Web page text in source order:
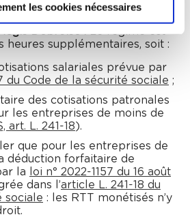
les cookies nécessaires
heures supplémentaires, soit :
salariales prévue par
du Code de la sécurité sociale ;
des cotisations patronales
les entreprises de moins de
art. L. 241-18).
que pour les entreprises de
déduction forfaitaire de
la
loi n° 2022-1157 du 16 août
dans l’article L. 241-18 du
sociale : les RTT monétisés n’y